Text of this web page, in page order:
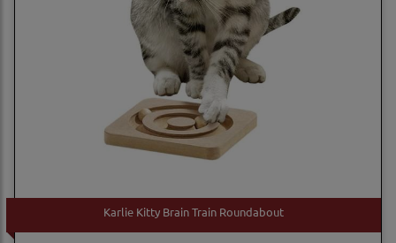
Karlie Kitty Brain Train Roundabout